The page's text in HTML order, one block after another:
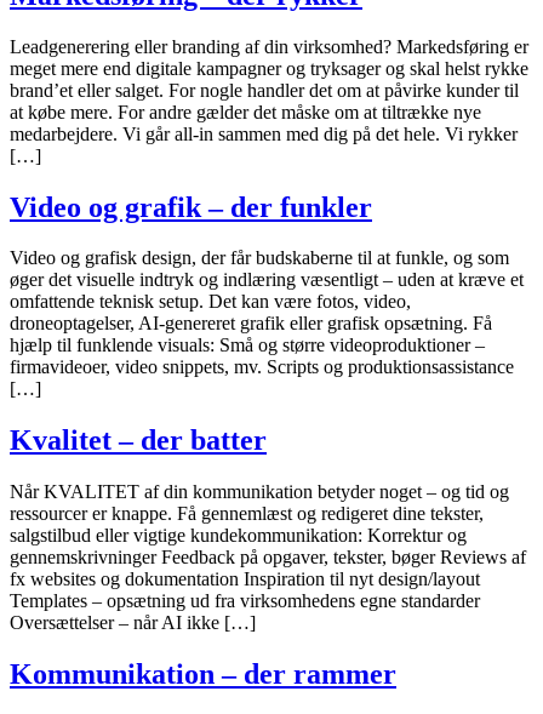
Leadgenerering eller branding af din virksomhed? Markedsføring er
meget mere end digitale kampagner og tryksager og skal helst rykke
brand’et eller salget. For nogle handler det om at påvirke kunder til
at købe mere. For andre gælder det måske om at tiltrække nye
medarbejdere. Vi går all-in sammen med dig på det hele. Vi rykker
[…]
Video og grafik – der funkler​
Video og grafisk design, der får budskaberne til at funkle, og som
øger det visuelle indtryk og indlæring væsentligt – uden at kræve et
omfattende teknisk setup. Det kan være fotos, video,
droneoptagelser, AI-genereret grafik eller grafisk opsætning. Få
hjælp til funklende visuals: Små og større videoproduktioner –
firmavideoer, video snippets, mv. Scripts og produktionsassistance
[…]
Kvalitet – der batter​
Når KVALITET af din kommunikation betyder noget – og tid og
ressourcer er knappe. Få gennemlæst og redigeret dine tekster,
salgstilbud eller vigtige kundekommunikation: Korrektur og
gennemskrivninger Feedback på opgaver, tekster, bøger Reviews af
fx websites og dokumentation Inspiration til nyt design/layout
Templates – opsætning ud fra virksomhedens egne standarder
Oversættelser – når AI ikke […]
Kommunikation – der rammer